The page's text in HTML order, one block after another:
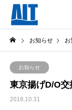
お知らせ お
お知らせ
東京揚げD/O
2018.10.31